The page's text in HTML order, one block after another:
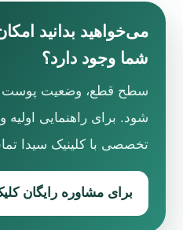
می‌خواهید بدانید
شما وجود دارد؟
سطح قطع، وضعیت پوست
شود. برای راهنمایی اولیه
تخصصی با کلینیک سیدا
برای مشاوره رایگان